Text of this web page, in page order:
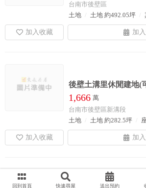
台南市後壁區
土地
土地 約492.05坪
後壁土溝里休閒建地(
1,666 萬
台南市後壁區新溝段
土地
土地 約282.5坪
回到首頁 快速尋屋 送出預約